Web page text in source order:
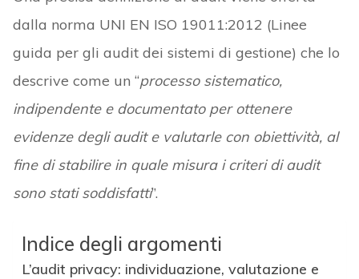
dalla norma UNI EN ISO 19011:2012 (Linee
guida per gli audit dei sistemi di gestione) che lo
descrive come un “processo sistematico,
indipendente e documentato per ottenere
evidenze degli audit e valutarle con obiettività, al
fine di stabilire in quale misura i criteri di audit
sono stati soddisfatti”.
Indice degli argomenti
L’audit privacy: individuazione, valutazione e